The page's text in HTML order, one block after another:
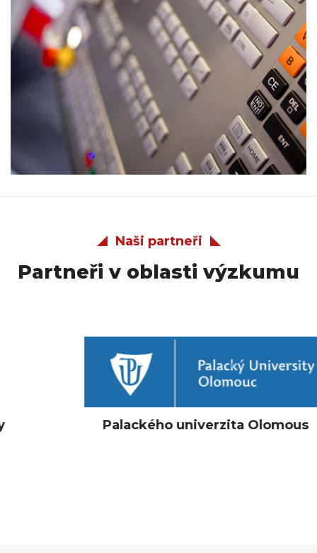
Naši partneři
Partneři v oblasti výzkumu
Palackého univerzita Olomous